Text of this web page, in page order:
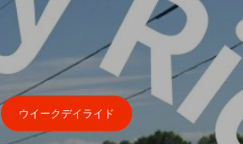
ウイークデイライド